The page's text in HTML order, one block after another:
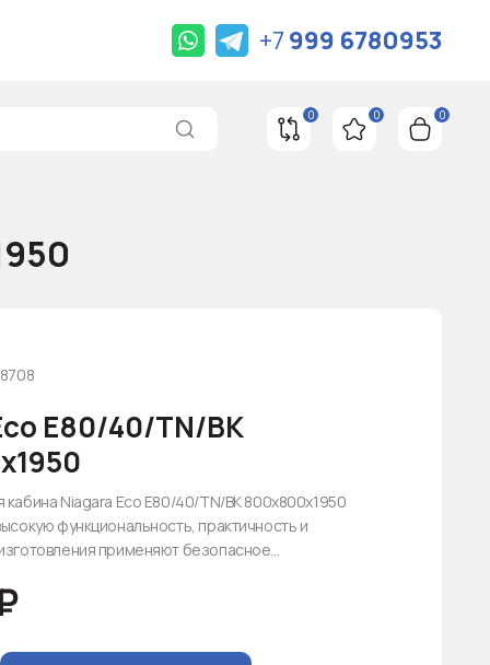
+7 999 6780953
0 0 0
E80/40/TN/BK
кабина Niagara Eco E80/40/TN/BK 800х800х1950
функциональность, практичность и
применяют безопасное...